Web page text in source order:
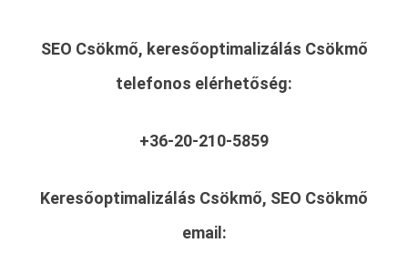
SEO Csökmő, keresőoptimalizálás Csökmő
telefonos elérhetőség:
+36-20-210-5859
Keresőoptimalizálás Csökmő, SEO Csökmő
email: